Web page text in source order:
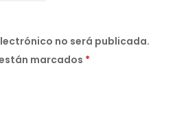
no será publicada.
marcados *